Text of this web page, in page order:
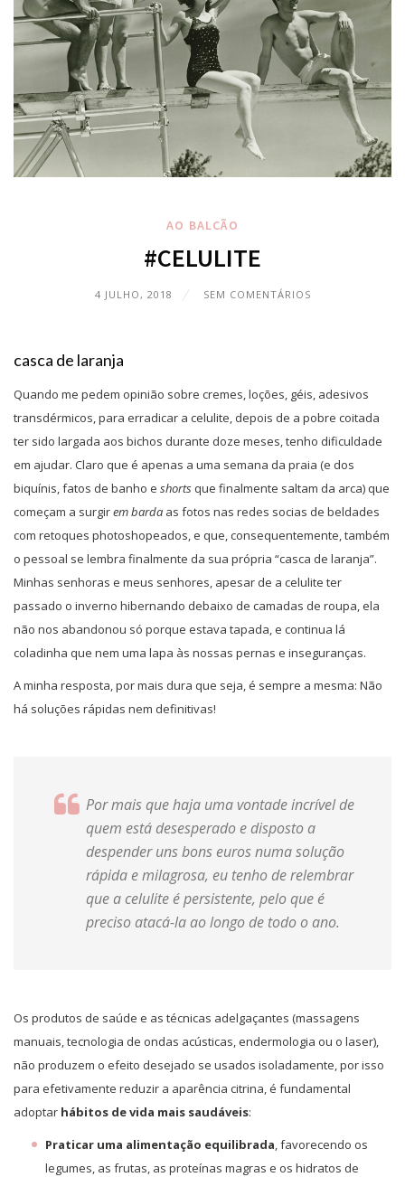
AO BALCÃO
#CELULITE
4 JULHO, 2018 SEM COMENTÁRIOS
casca de laranja
Quando me pedem opinião sobre cremes, loções, géis, adesivos
transdérmicos, para erradicar a celulite, depois de a pobre coitada
ter sido largada aos bichos durante doze meses, tenho dificuldade
em ajudar. Claro que é apenas a uma semana da praia (e dos
biquínis, fatos de banho e shorts que finalmente saltam da arca) que
começam a surgirem barda as fotos nas redes socias de beldades
com retoques photoshopeados, e que, consequentemente, também
o pessoal se lembra finalmente da sua própria “casca de laranja”.
Minhas senhoras e meus senhores, apesar de a celulite ter
passado o inverno hibernando debaixo de camadas de roupa, ela
não nos abandonou só porque estava tapada, e continua lá
coladinha que nem uma lapa às nossas pernas e inseguranças.
A minha resposta, por mais dura que seja, é sempre a mesma: Não
há soluções rápidas nem definitivas!
Por mais que haja uma vontade incrível de
quem está desesperado e disposto a
despender uns bons euros numa solução
rápida e milagrosa, eu tenho de relembrar
que a celulite é persistente, pelo que é
preciso atacá-la ao longo de todo o ano.
Os produtos de saúde e as técnicas adelgaçantes (massagens
manuais, tecnologia de ondas acústicas, endermologia ou o laser),
não produzem o efeito desejado se usados isoladamente, por isso
para efetivamente reduzir a aparência citrina, é fundamental
adoptar hábitos de vida mais saudáveis:
Praticar uma alimentação equilibrada, favorecendo os
legumes, as frutas, as proteínas magras e os hidratos de